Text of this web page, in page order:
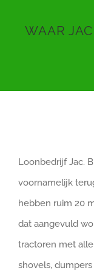
WAAR
Loonbedrijf Jac.
voornamelijk
hebben ruim 20
dat aangevuld
tractoren met
shovels,